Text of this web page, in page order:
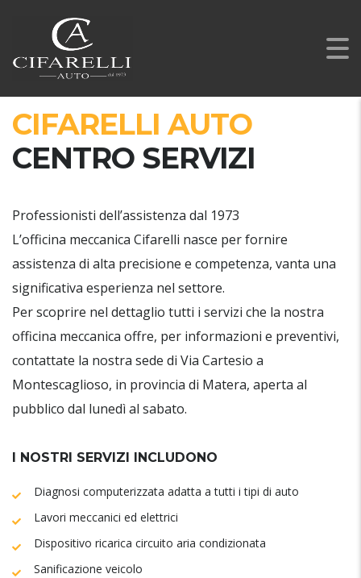
CIFARELLI AUTO
CENTRO SERVIZI
Professionisti dell’assistenza dal 1973
L’officina meccanica Cifarelli nasce per fornire
assistenza di alta precisione e competenza, vanta una
significativa esperienza nel settore.
Per scoprire nel dettaglio tutti i servizi che la nostra
officina meccanica offre, per informazioni e preventivi,
contattate la nostra sede di Via Cartesio a
Montescaglioso, in provincia di Matera, aperta al
pubblico dal lunedì al sabato.
I NOSTRI SERVIZI INCLUDONO
Diagnosi computerizzata adatta a tutti i tipi di auto
Lavori meccanici ed elettrici
Dispositivo ricarica circuito aria condizionata
Sanificazione veicolo